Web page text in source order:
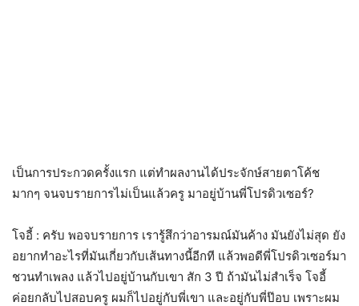
เป็นการประกวดครั้งแรก แต่ทำผลงานได้ประจักษ์สายตาโค้ช
มากๆ จนจบรายการไม่เป็นแล้วครู มาอยู่บ้านพี่โปรดิวเซอร์?
โจอี้ : ครับ พอจบรายการ เรารู้สึกว่าอารมณ์มันค้าง มันยังไม่สุด ยัง
อยากทำอะไรที่มันเกี่ยวกับเส้นทางนี้อีกที แล้วพอดีพี่โปรดิวเซอร์มา
ชวนทำเพลง แล้วไปอยู่บ้านกับเขา สัก 3 ปี ถ้ามันไม่สำเร็จ โจอี้
ค่อยกลับไปสอบครู ผมก็ไปอยู่กับพี่เขา และอยู่กับพี่ป๊อบ เพราะผม